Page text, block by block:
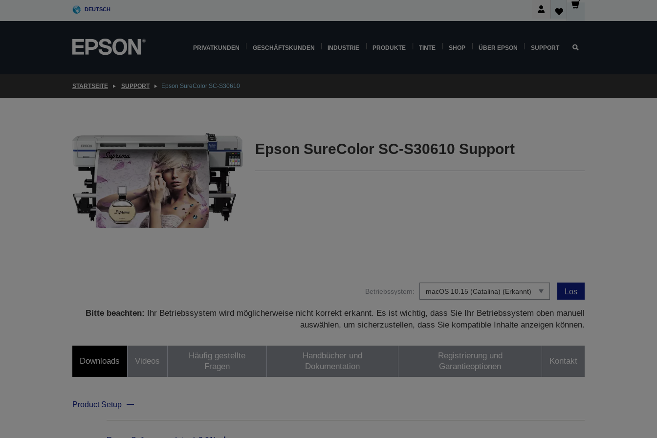
DEUTSCH
PRIVATKUNDEN GESCHÄFTSKUNDEN INDUSTRIE PRODUKTE TINTE SHOP ÜBER EPSON SUPPORT
STARTSEITE SUPPORT Epson SureColor SC-S30610
Epson SureColor SC-S30610 Support
Betriebssystem: Los
Bitte beachten:
Ihr Betriebssystem wird möglicherweise nicht korrekt erkannt. Es ist wichtig, dass Sie Ihr Betriebssystem oben manuell
auswählen, um sicherzustellen, dass Sie kompatible Inhalte anzeigen können.
Downloads Videos
Häufig gestellte
Fragen
Handbücher und
Dokumentation
Registrierung und
Garantieoptionen
Kontakt
Product Setup